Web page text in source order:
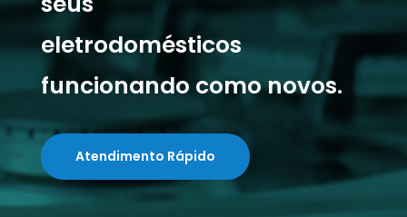
eletrodomésticos
funcionando como novos.
Atendimento Rápido